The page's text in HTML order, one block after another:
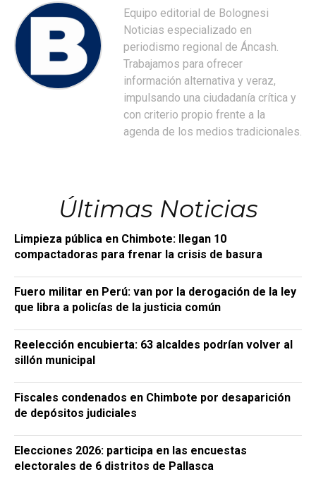
Equipo editorial de Bolognesi
Noticias especializado en
periodismo regional de Áncash.
Trabajamos para ofrecer
información alternativa y veraz,
impulsando una ciudadanía crítica y
con criterio propio frente a la
agenda de los medios tradicionales.
Últimas Noticias
Limpieza pública en Chimbote: llegan 10
compactadoras para frenar la crisis de basura
Fuero militar en Perú: van por la derogación de la ley
que libra a policías de la justicia común
Reelección encubierta: 63 alcaldes podrían volver al
sillón municipal
Fiscales condenados en Chimbote por desaparición
de depósitos judiciales
Elecciones 2026: participa en las encuestas
electorales de 6 distritos de Pallasca